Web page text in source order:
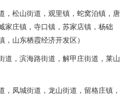
，松山街道，观里镇，蛇窝泊镇，唐
家庄镇，寺口镇，苏家店镇，杨础
，山东栖霞经济开发区）
道，滨海路街道，解甲庄街道，莱山
，凤城街道，龙山街道，留格庄镇，